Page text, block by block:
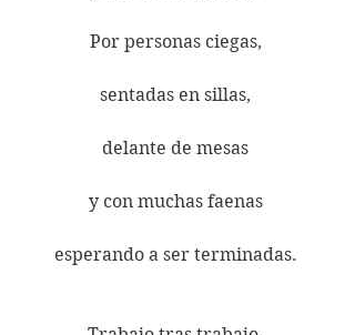
Por personas ciegas,
sentadas en sillas,
delante de mesas
y con muchas faenas
esperando a ser terminadas.